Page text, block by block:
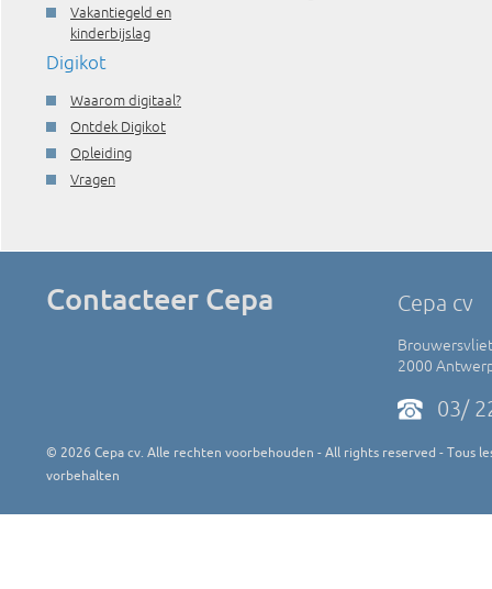
Vakantiegeld en
kinderbijslag
Digikot
Waarom digitaal?
Ontdek Digikot
Opleiding
Vragen
Contacteer Cepa Cepa cv
2000
03/
© 2026 Cepa cv. Alle rechten voorbehouden - All rights reserved - Tous
vorbehalten